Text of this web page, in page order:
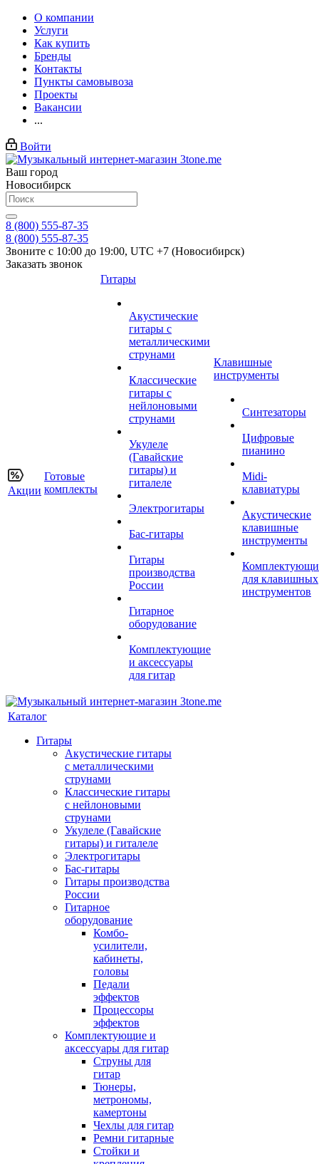
О компании
Услуги
Как купить
Бренды
Контакты
Пункты самовывоза
Проекты
Вакансии
...
Войти
Ваш город
Новосибирск
8 (800) 555-87-35
8 (800) 555-87-35
Звоните с 10:00 до 19:00, UTC +7 (Новосибирск)
Заказать звонок
Акции
Готовые
комплекты
Гитары
Акустические
гитары с
металлическими
струнами
Классические
гитары с
нейлоновыми
струнами
Укулеле
(Гавайские
гитары) и
гиталеле
Электрогитары
Бас-гитары
Гитары
производства
России
Гитарное
оборудование
Комплектующие
и аксессуары
для гитар
Клавишные
инструменты
Синтезаторы
Цифровые
пианино
Midi-
клавиатуры
Акустические
клавишные
инструменты
для клавишных
инструментов
Каталог
Гитары
Акустические гитары
с металлическими
струнами
Классические гитары
с нейлоновыми
струнами
Укулеле (Гавайские
гитары) и гиталеле
Электрогитары
Бас-гитары
Гитары производства
России
Гитарное
оборудование
Комбо-
усилители,
кабинеты,
головы
Педали
эффектов
Процессоры
эффектов
Комплектующие и
аксессуары для гитар
Струны для
гитар
Тюнеры,
метрономы,
камертоны
Чехлы для гитар
Ремни гитарные
Стойки и